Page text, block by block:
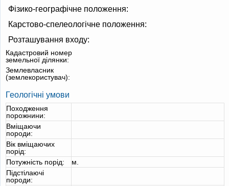
Фізико-географічне положення:
Карстово-спелеологічне положення:
Розташування входу:
Кадастровий номер
земельної ділянки:
Землевласник
(землекористувач):
Геологічні умови
Походження
порожнини:
Вміщаючи
породи:
Вік вміщаючих
порід:
Потужність порід:
м.
Підстілаючі
породи: